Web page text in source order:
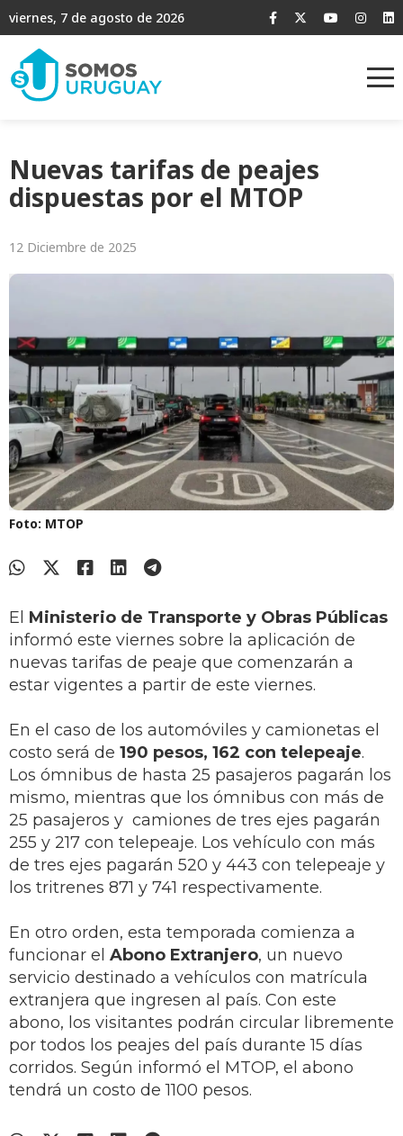
viernes, 7 de agosto de 2026
Nuevas tarifas de peajes
dispuestas por el MTOP
12 Diciembre de 2025
Foto: MTOP
El Ministerio de Transporte y Obras Públicas
informó este viernes sobre la aplicación de
nuevas tarifas de peaje que comenzarán a
estar vigentes a partir de este viernes.
En el caso de los automóviles y camionetas el
costo será de 190 pesos, 162 con telepeaje.
Los ómnibus de hasta 25 pasajeros pagarán los
mismo, mientras que los ómnibus con más de
25 pasajeros y camiones de tres ejes pagarán
255 y 217 con telepeaje. Los vehículo con más
de tres ejes pagarán 520 y 443 con telepeaje y
los tritrenes 871 y 741 respectivamente.
En otro orden, esta temporada comienza a
funcionar el Abono Extranjero, un nuevo
servicio destinado a vehículos con matrícula
extranjera que ingresen al país. Con este
abono, los visitantes podrán circular libremente
por todos los peajes del país durante 15 días
corridos. Según informó el MTOP, el abono
tendrá un costo de 1100 pesos.